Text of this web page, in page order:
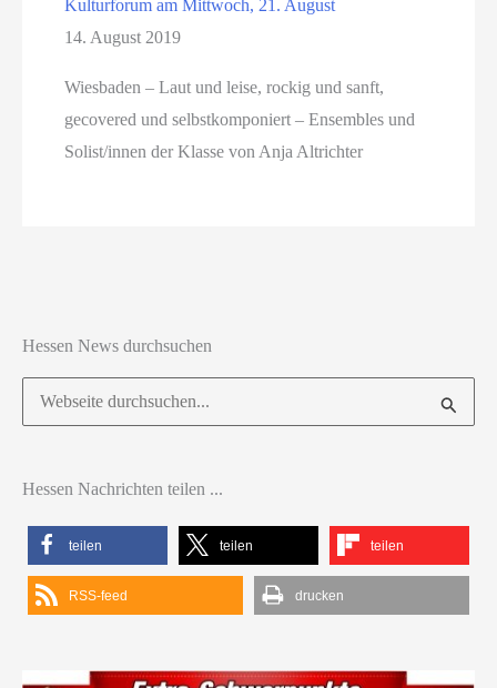
Kulturforum am Mittwoch, 21. August
14. August 2019
Wiesbaden – Laut und leise, rockig und sanft,
gecovered und selbstkomponiert – Ensembles und
Solist/innen der Klasse von Anja Altrichter
Hessen News durchsuchen
Suchen
nach:
Hessen Nachrichten teilen ...
teilen teilen teilen
RSS-feed drucken